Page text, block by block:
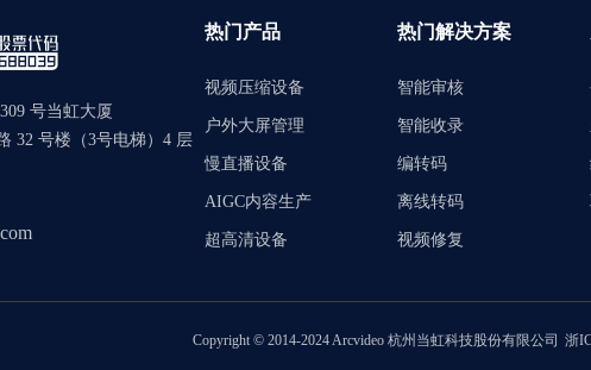
号当虹大厦
32 号楼（3号电梯）4 层
热门产品
视频压缩设备
户外大屏管理
慢直播设备
AIGC内容生产
超高清设备
热门解决方案
智能审核
智能收录
编转码
离线转码
视频修复
Copyright © 2014-2024 Arcvideo 杭州当虹科技股份有限公司 浙